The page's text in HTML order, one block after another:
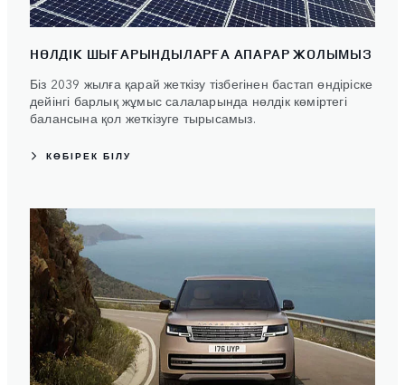
НӨЛДІК ШЫҒАРЫНДЫЛАРҒА АПАРАР ЖОЛЫМЫЗ
Біз 2039 жылға қарай жеткізу тізбегінен бастап өндіріске
дейінгі барлық жұмыс салаларында нөлдік көміртегі
балансына қол жеткізуге тырысамыз.
КӨБІРЕК БІЛУ